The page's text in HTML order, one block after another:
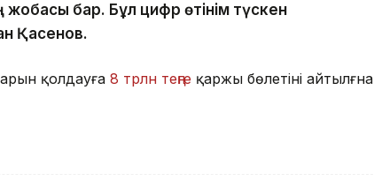
жобасы бар. Бұл цифр өтінім түскен
Қасенов.
қолдауға 8 трлн теңге қаржы бөлетіні айтылғна